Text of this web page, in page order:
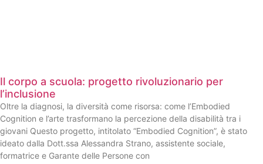
Il corpo a scuola: progetto rivoluzionario per
l’inclusione
Oltre la diagnosi, la diversità come risorsa: come l’Embodied
Cognition e l’arte trasformano la percezione della disabilità tra i
giovani Questo progetto, intitolato “Embodied Cognition”, è stato
ideato dalla Dott.ssa Alessandra Strano, assistente sociale,
formatrice e Garante delle Persone con